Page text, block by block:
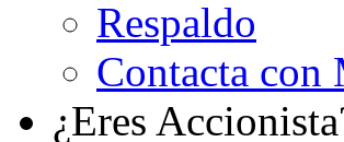
Respaldo
Contacta
¿Eres